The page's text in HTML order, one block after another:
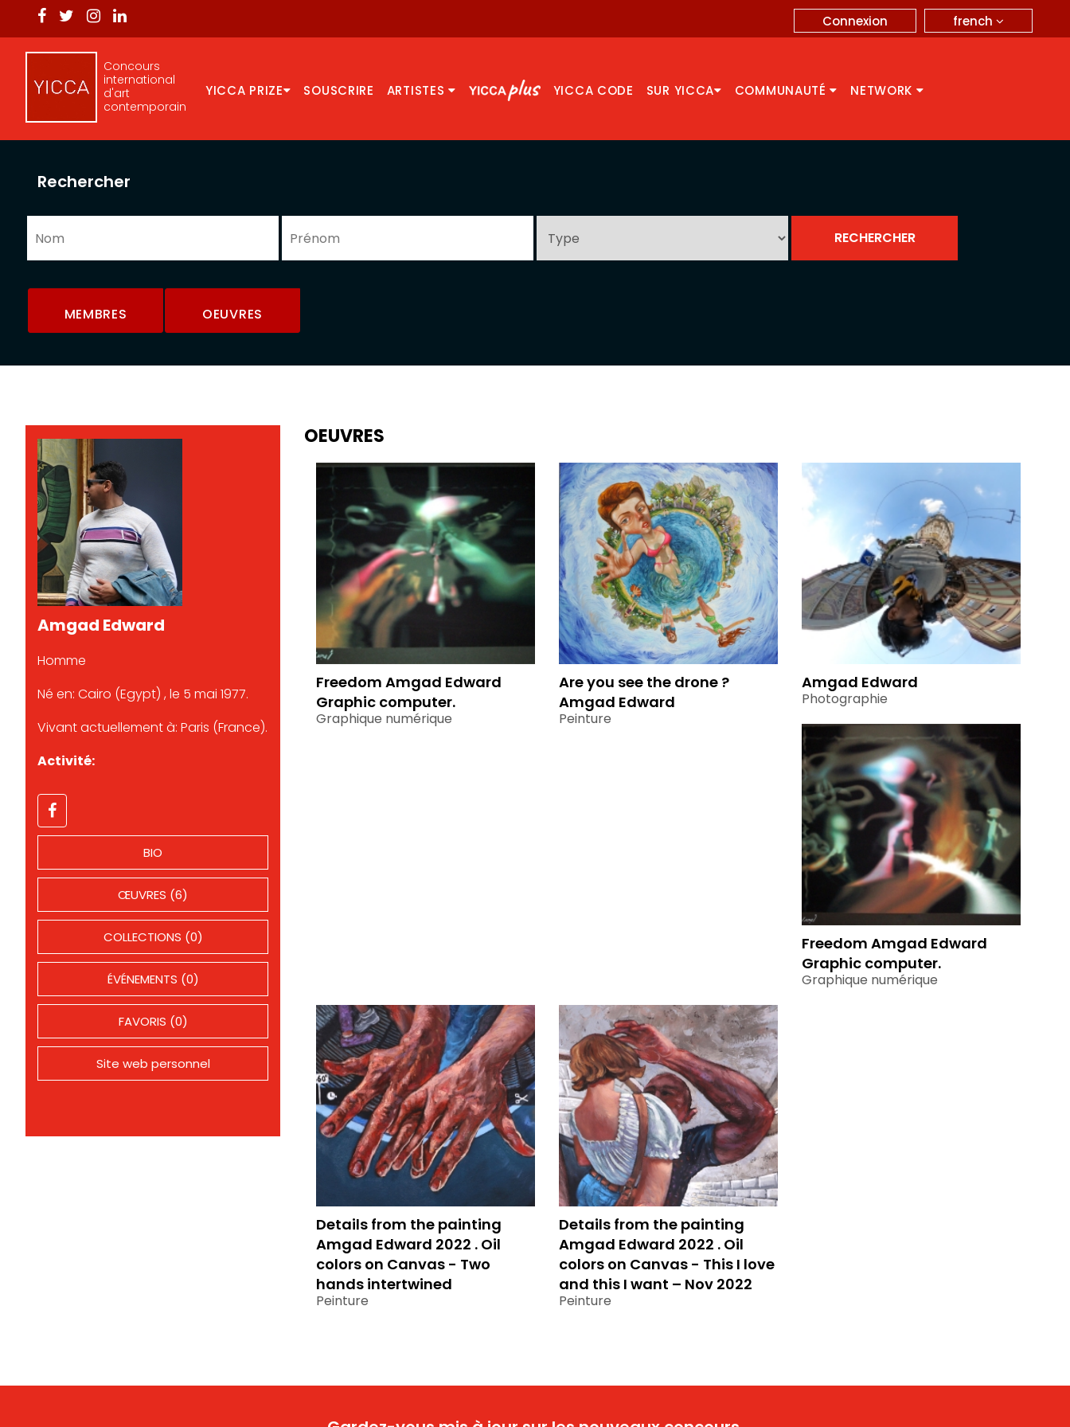
french
Connexion
Concours
international
d'art
contemporain
YICCA PRIZE SOUSCRIRE ARTISTES YICCA CODE SUR YICCA COMMUNAUTÉ NETWORK
Rechercher
MEMBRES OEUVRES
Amgad Edward
Homme
Né en: Cairo (Egypt) , le 5 mai 1977.
Vivant actuellement à: Paris (France).
Activité:
BIO
ŒUVRES (6)
COLLECTIONS (0)
ÉVÉNEMENTS (0)
FAVORIS (0)
Site web personnel
OEUVRES
Freedom Amgad Edward
Graphic computer.
Graphique numérique
Are you see the drone ?
Amgad Edward
Peinture
Amgad Edward
Photographie
Freedom Amgad Edward
Graphic computer.
Graphique numérique
Details from the painting
Amgad Edward 2022 . Oil
colors on Canvas - Two
hands intertwined
Peinture
Details from the painting
Amgad Edward 2022 . Oil
colors on Canvas - This I love
and this I want – Nov 2022
Peinture